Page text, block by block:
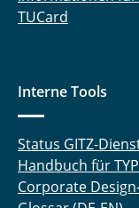
TUCard
Interne Tools
Status GITZ-
Handbuch für
Corporate